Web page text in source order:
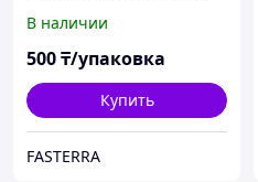
В наличии
500₸/упаковка
Купить
FASTERRA